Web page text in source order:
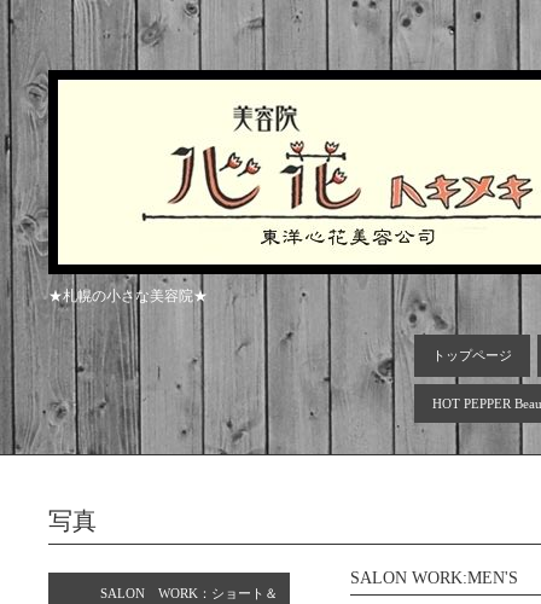
★札幌の小さな美容院★
トップページ
HOT PEPPER
SALON WORK：ショート＆
写真
SALON WORK:MEN'S